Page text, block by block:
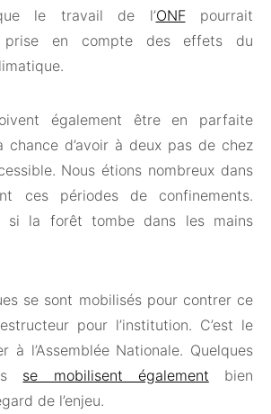
le travail de l’ONFpourrait
en compte des effets du
également être en parfaite
chance d’avoir à deux pas de chez
Nous étions nombreux dans
ces périodes de confinements.
si la forêt tombe dans les mains
se sont mobilisés pour contrer ce
pour l’institution. C’est le
à l’Assemblée Nationale. Quelques
se mobilisent également bien
de l’enjeu.